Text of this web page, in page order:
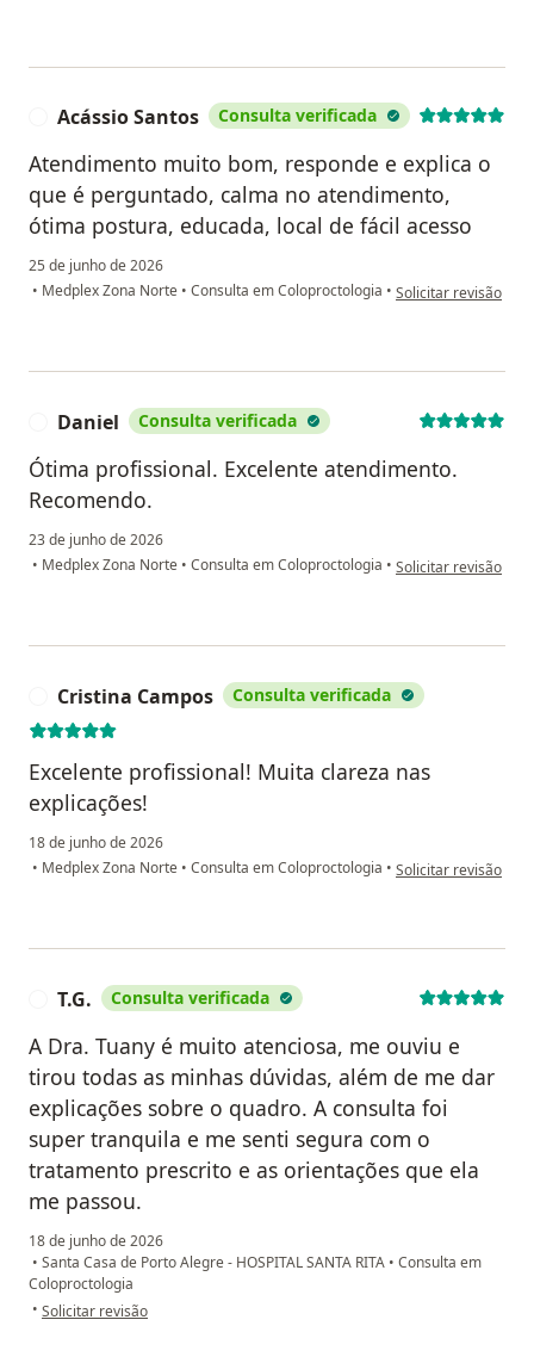
Acássio Santos Consulta verificada
Atendimento muito bom, responde e explica o
que é perguntado, calma no atendimento,
ótima postura, educada, local de fácil acesso
25 de junho de 2026
• Medplex Zona Norte • Consulta em Coloproctologia • na opinião do
Solicitar revisão
Daniel Consulta verificada
Ótima profissional. Excelente atendimento.
Recomendo.
23 de junho de 2026
• Medplex Zona Norte • Consulta em Coloproctologia • na opinião do
Solicitar revisão
Cristina Campos Consulta verificada
Excelente profissional! Muita clareza nas
explicações!
18 de junho de 2026
• Medplex Zona Norte • Consulta em Coloproctologia • na opinião do
Solicitar revisão
T.G. Consulta verificada
A Dra. Tuany é muito atenciosa, me ouviu e
tirou todas as minhas dúvidas, além de me dar
explicações sobre o quadro. A consulta foi
super tranquila e me senti segura com o
tratamento prescrito e as orientações que ela
me passou.
18 de junho de 2026
• Santa Casa de Porto Alegre - HOSPITAL SANTA RITA • Consulta em
Coloproctologia
• na opinião do utilizador T.G.
Solicitar revisão